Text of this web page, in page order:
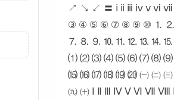
↗ ↘ ↙ 〓 ⅰ ⅱ ⅲ ⅳ ⅴ ⅵ
③ ④ ⑤ ⑥ ⑦ ⑧ ⑨ ⑩ ⒈
⒎ ⒏ ⒐ ⒑ ⒒ ⒓ ⒔ ⒕
⑴ ⑵ ⑶ ⑷ ⑸ ⑹ ⑺ ⑻
⒂ ⒃ ⒄ ⒅ ⒆ ⒇ ㈠ ㈡ ㈢
㈨ ㈩ Ⅰ Ⅱ Ⅲ Ⅳ Ⅴ Ⅵ Ⅶ